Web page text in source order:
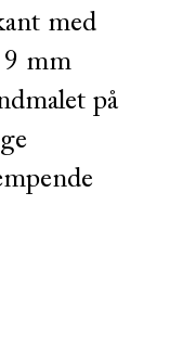
med
mm
på